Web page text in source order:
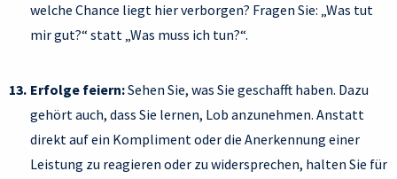
welche Chance liegt hier verborgen? Fragen Sie: „Was tut
mir gut?“ statt „Was muss ich tun?“.
Erfolge feiern:Sehen Sie, was Sie geschafft haben. Dazu
gehört auch, dass Sie lernen, Lob anzunehmen. Anstatt
direkt auf ein Kompliment oder die Anerkennung einer
Leistung zu reagieren oder zu widersprechen, halten Sie für